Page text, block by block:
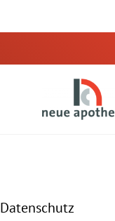
Pharmazeutische
Datenschutz